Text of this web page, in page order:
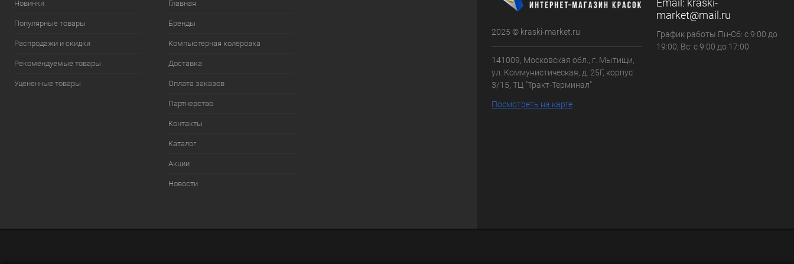
Новинки
Популярные товары
Распродажи и скидки
Рекомендуемые товары
Уцененные товары
Главная
Бренды
Компьютерная колеровка
Доставка
Оплата заказов
Партнерство
Контакты
Каталог
Акции
Новости
2025 © kraski-market.ru
141009, Московская обл., г. Мытищи,
ул. Коммунистическая, д. 25Г, корпус
3/15, ТЦ "Тракт-Терминал"
Посмотреть на карте
Email: kraski-
market@mail.ru
График работы Пн-Сб: с 9:00 до
19:00, Вс: с 9:00 до 17:00